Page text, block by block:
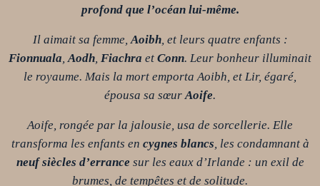
profond que l’océan lui-même.
Il aimait sa femme,Aoibh, et leurs quatre enfants :
Fionnuala,Aodh, Fiachra et Conn. Leur bonheur illuminait
le royaume. Mais la mort emporta Aoibh, et Lir, égaré,
épousa sa sœurAoife.
Aoife, rongée par la jalousie, usa de sorcellerie. Elle
transforma les enfants en cygnes blancs, les condamnant à
neuf siècles d’errance sur les eaux d’Irlande : un exil de
brumes, de tempêtes et de solitude.